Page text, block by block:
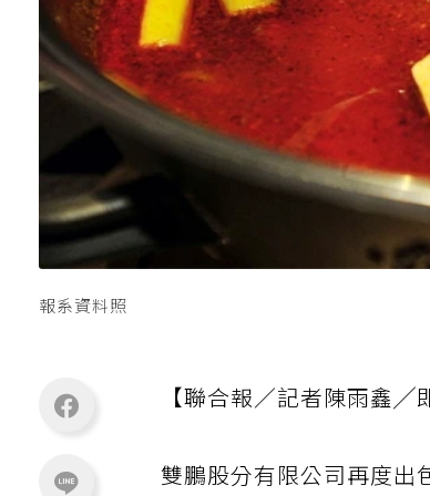
報系資料照
【聯合報／記者陳雨鑫╱
雙鵬股分有限公司再度